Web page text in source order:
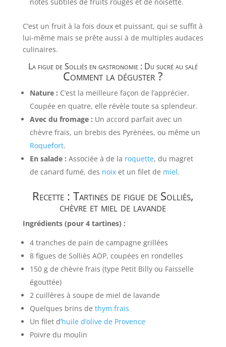
C’est un fruit à la fois doux et puissant, qui se suffit à
lui-même mais se prête aussi à de multiples audaces
culinaires.
La figue de Solliès en gastronomie : Du sucré au salé
Comment la déguster ?
Nature : C’est la meilleure façon de l’apprécier.
Coupée en quatre, elle révèle toute sa splendeur.
Avec du fromage : Un accord parfait avec un
chèvre frais, un brebis des Pyrénées, ou même un
Roquefort.
En salade : Associée à de la roquette, du magret
de canard fumé, des noixet un filet de miel.
Recette : Tartines de figue de Solliès,
chèvre et miel de lavande
Ingrédients (pour 4 tartines) :
4 tranches de pain de campagne grillées
8 figues de Solliès AOP, coupées en rondelles
150 g de chèvre frais (type Petit Billy ou Faisselle
égouttée)
2 cuillères à soupe de miel de lavande
Quelques brins de thym frais
Un filet d’huile d’olive de Provence
Poivre du moulin